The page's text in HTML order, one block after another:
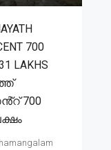
700
LAKHS
700